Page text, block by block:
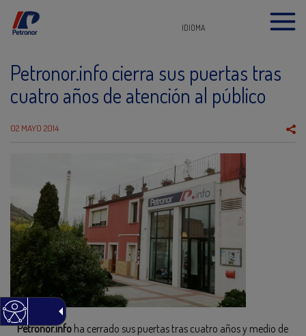
IDIOMA
Petronor.info cierra sus puertas tras
cuatro años de atención al público
02 MAYO 2014
Petronor.info ha cerrado sus puertas tras cuatro años y medio de